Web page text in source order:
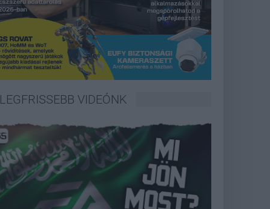
LEGFRISSEBB VIDEÓNK